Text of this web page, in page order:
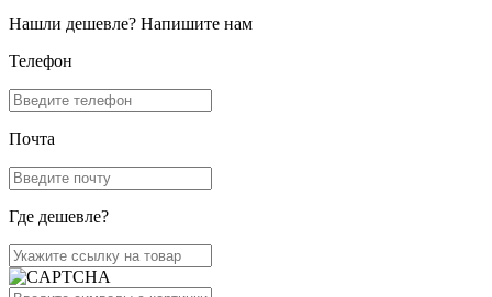
Нашли дешевле? Напишите нам
Телефон
Почта
Где дешевле?